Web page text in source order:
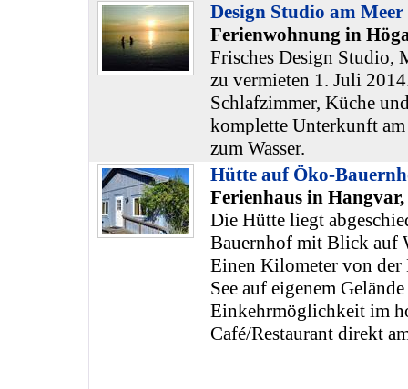
Design Studio am Meer
Ferienwohnung in
Frisches Design Studio,
zu vermieten 1. Juli
Schlafzimmer, Küche
komplette Unterkunft
zum Wasser.
Hütte auf Öko-
Ferienhaus in
Die Hütte liegt
Bauernhof mit Blick auf
Einen Kilometer von
See auf eigenem
Einkehrmöglichkeit im
Café/Restaurant direkt